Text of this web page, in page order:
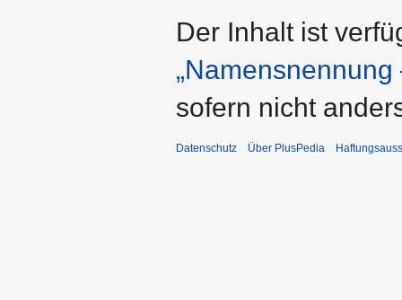
Der Inhalt ist
sofern nicht
Datenschutz Über PlusPedia